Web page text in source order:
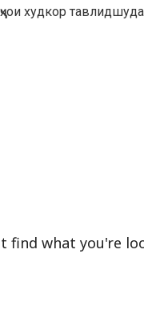
худкор
find what you're